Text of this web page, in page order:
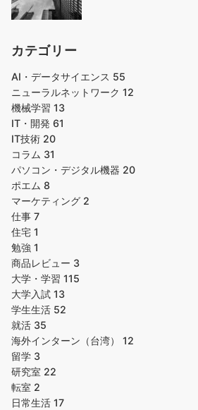
カテゴリー
AI・データサイエンス 55
ニューラルネットワーク 12
機械学習 13
IT・開発 61
IT技術 20
コラム 31
パソコン・デジタル機器 20
ポエム 8
マーケティング 2
仕事 7
住宅 1
勉強 1
商品レビュー 3
大学・学習 115
大学入試 13
学生生活 52
就活 35
海外インターン（台湾） 12
留学 3
研究室 22
転室 2
日常生活 17